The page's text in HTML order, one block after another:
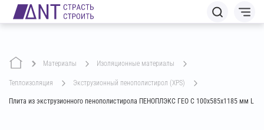
Материалы изоляционные материалы
теплоизоляция экструзионный пенополистирол (XPS)
Плита из экструзионного пенополистирола ПЕНОПЛЭКС ГЕО С 100х585х1185 мм L